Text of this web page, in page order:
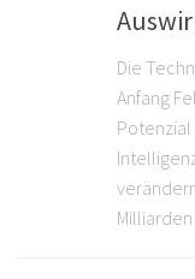
Die
Anfang
Milliarden